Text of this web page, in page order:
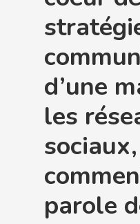
d’une
les
parole